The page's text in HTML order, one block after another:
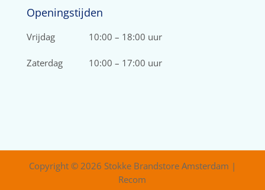
Openingstijden
Vrijdag 10:00 – 18:00 uur
Zaterdag 10:00 – 17:00 uur
Copyright © 2026 Stokke Brandstore Amsterdam |
Recom